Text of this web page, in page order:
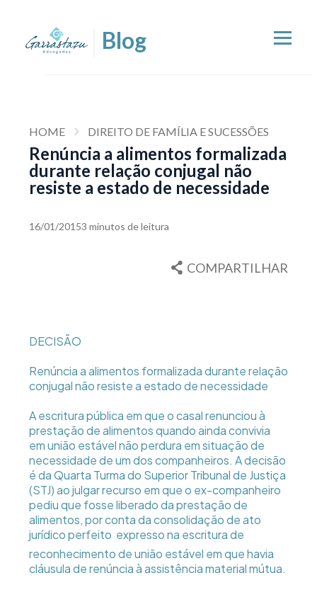
HOME DIREITO DE FAMÍLIA E SUCESSÕES
Renúncia a alimentos formalizada
durante relação conjugal não
resiste a estado de necessidade
16/01/20153 minutos de leitura
COMPARTILHAR
DECISÃO
Renúncia a alimentos formalizada durante relação
conjugal não resiste a estado de necessidade
A escritura pública em que o casal renunciou à
prestação de alimentos quando ainda convivia
em união estável não perdura em situação de
necessidade de um dos companheiros. A decisão
é da Quarta Turma do Superior Tribunal de Justiça
(STJ) ao julgar recurso em que o ex-companheiro
pediu que fosse liberado da prestação de
alimentos, por conta da consolidação de ato
jurídico perfeito  expresso na escritura de
reconhecimento de união estável em que havia
cláusula de renúncia à assistência material mútua.